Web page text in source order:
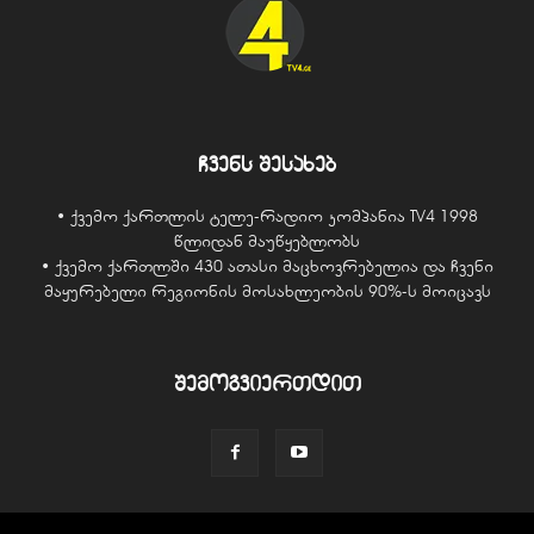
ჩვენს შესახებ
• ქვემო ქართლის ტელე-რადიო კომპანია TV4 1998
წლიდან მაუწყებლობს
• ქვემო ქართლში 430 ათასი მაცხოვრებელია და ჩვენი
მაყურებელი რეგიონის მოსახლეობის 90%-ს მოიცავს
შემოგვიერთდით